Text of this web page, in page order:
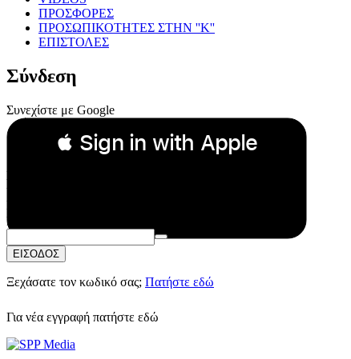
ΠΡΟΣΦΟΡΕΣ
ΠΡΟΣΩΠΙΚΟΤΗΤΕΣ ΣΤΗΝ ''Κ''
ΕΠΙΣΤΟΛΕΣ
Σύνδεση
Συνεχίστε με Google
 Sign in with Apple
Συνεχίστε με Apple
ή
Email:
Κωδικός Πρόσβασης:
ΕΙΣΟΔΟΣ
Ξεχάσατε τον κωδικό σας; Πατήστε εδώ
Για νέα εγγραφή πατήστε εδώ